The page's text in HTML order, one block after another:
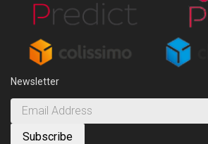
Newsletter